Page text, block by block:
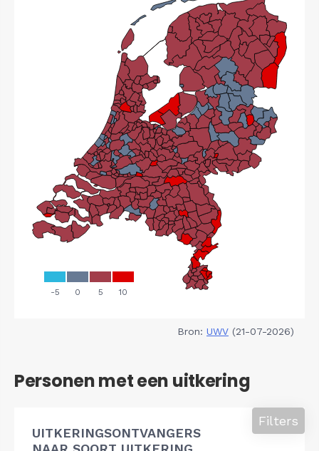
Bron: UWV (21-07-2026)
Personen met een uitkering
UITKERINGSONTVANGERS
Filters